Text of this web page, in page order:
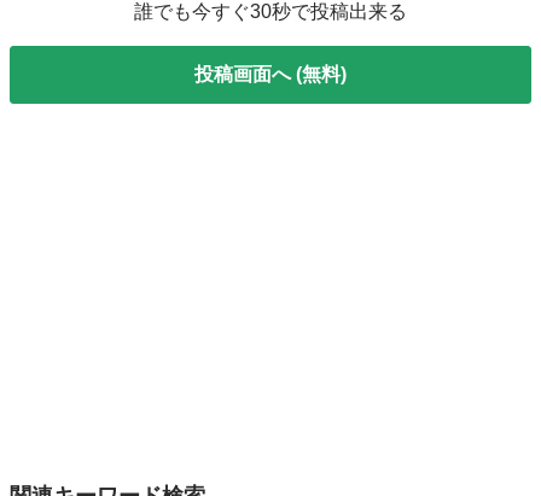
誰でも今すぐ30秒で投稿出来る
投稿画面へ (無料)